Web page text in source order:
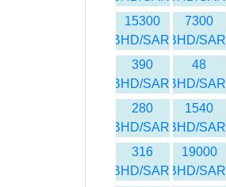
7300
BHD/SAR
15300
BHD/SAR
48
BHD/SAR
390
BHD/SAR
1540
BHD/SAR
280
BHD/SAR
19000
BHD/SAR
316
BHD/SAR